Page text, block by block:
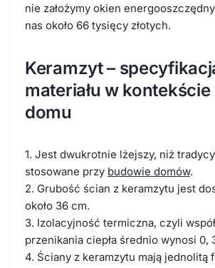
nie założymy okien
nas około 66 tysięcy złotych.
Keramzyt –
materiału w
domu
1. Jest dwukrotnie lżejszy, niż
stosowane przy budowie domów.
2. Grubość ścian z keramzytu jest
około 36 cm.
3. Izolacyjność termiczna, czyli
przenikania ciepła średnio wynosi 0,
4. Ściany z keramzytu mają jednolitą